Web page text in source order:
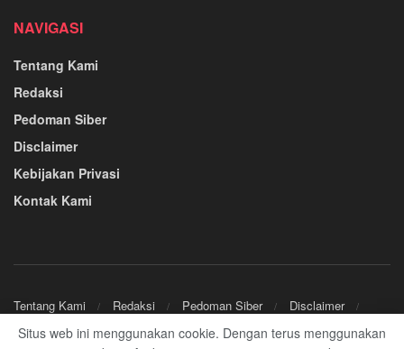
NAVIGASI
Tentang Kami
Redaksi
Pedoman Siber
Disclaimer
Kebijakan Privasi
Kontak Kami
Tentang Kami Redaksi Pedoman Siber
Disclaimer
Situs web ini menggunakan cookie. Dengan terus menggunakan